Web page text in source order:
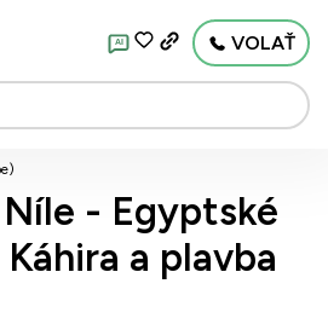
AI VOLAŤ
- Egyptské
a plavba